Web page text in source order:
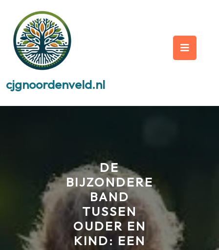
content
cjgnoordenveld.nl
DE
BIJZONDERE
BAND
TUSSEN
OUDER EN
KIND: EEN